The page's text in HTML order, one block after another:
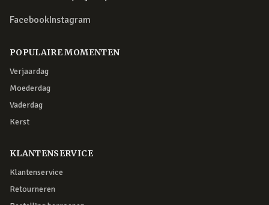
FacebookInstagram
POPULAIRE MOMENTEN
Verjaardag
Moederdag
Vaderdag
Kerst
KLANTENSERVICE
Klantenservice
Retourneren